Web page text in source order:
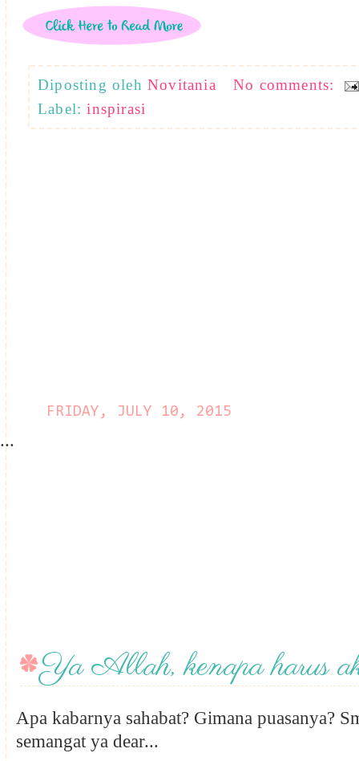
Diposting oleh Novitania
No comments:
Label:inspirasi
FRIDAY, JULY 10, 2015
...
Ya Allah, kenapa harus
Apa kabarnya sahabat? Gimana puasanya?
semangat ya dear...